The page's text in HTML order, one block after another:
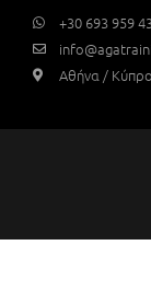
+30 693 959
Αθήνα /